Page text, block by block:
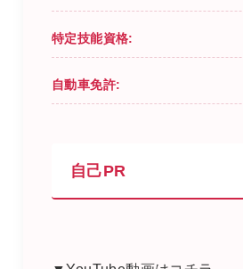
特定技能資格:
自動車免許:
自己PR